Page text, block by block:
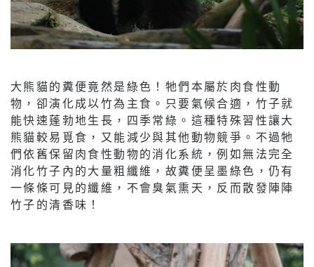
大熊貓的糞便竟然是綠色！牠們本屬於肉食性動
物，卻演化成以竹為主食。只要氣候合適，竹子就
能快速蓬勃地生長，四季常綠。這種特殊習性讓大
熊貓較易覓食，又能減少與其他動物競爭。不過牠
們依舊保留肉食性動物的消化系統，例如無法完全
消化竹子內的大量粗纖維，故糞便呈墨綠色，仍有
一條條可見的纖維，不會臭氣熏天，反而散發陣陣
竹子的清香味！